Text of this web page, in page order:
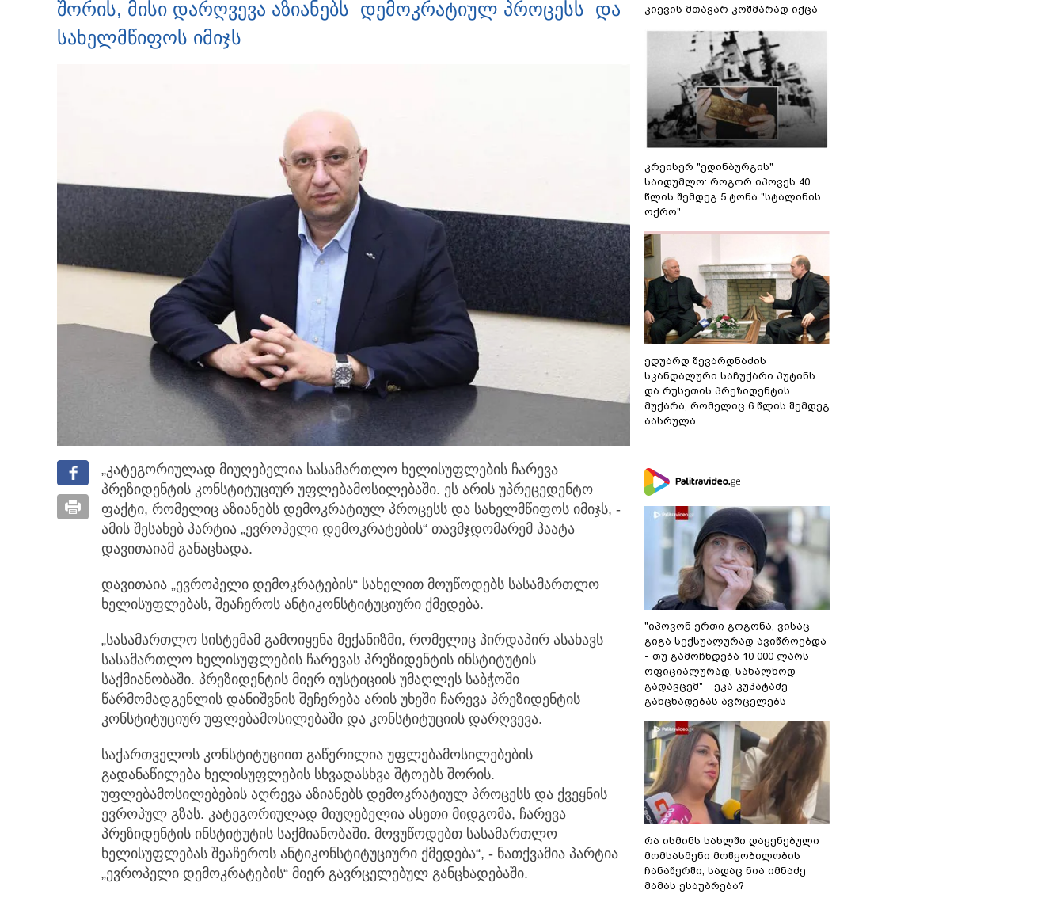
შორის, მისი დარღვევა აზიანებს დემოკრატიულ პროცესს და
სახელმწიფოს იმიჯს
„კატეგორიულად მიუღებელია სასამართლო ხელისუფლების ჩარევა
პრეზიდენტის კონსტიტუციურ უფლებამოსილებაში. ეს არის უპრეცედენტო
ფაქტი, რომელიც აზიანებს დემოკრატიულ პროცესს და სახელმწიფოს იმიჯს, -
ამის შესახებ პარტია „ევროპელი დემოკრატების“ თავმჯდომარემ პაატა
დავითაიამ განაცხადა.
დავითაია „ევროპელი დემოკრატების“ სახელით მოუწოდებს სასამართლო
ხელისუფლებას, შეაჩეროს ანტიკონსტიტუციური ქმედება.
„სასამართლო სისტემამ გამოიყენა მექანიზმი, რომელიც პირდაპირ ასახავს
სასამართლო ხელისუფლების ჩარევას პრეზიდენტის ინსტიტუტის
საქმიანობაში. პრეზიდენტის მიერ იუსტიციის უმაღლეს საბჭოში
წარმომადგენლის დანიშვნის შეჩერება არის უხეში ჩარევა პრეზიდენტის
კონსტიტუციურ უფლებამოსილებაში და კონსტიტუციის დარღვევა.
საქართველოს კონსტიტუციით გაწერილია უფლებამოსილებების
გადანაწილება ხელისუფლების სხვადასხვა შტოებს შორის.
უფლებამოსილებების აღრევა აზიანებს დემოკრატიულ პროცესს და ქვეყნის
ევროპულ გზას. კატეგორიულად მიუღებელია ასეთი მიდგომა, ჩარევა
პრეზიდენტის ინსტიტუტის საქმიანობაში. მოვუწოდებთ სასამართლო
ხელისუფლებას შეაჩეროს ანტიკონსტიტუციური ქმედება“, - ნათქვამია პარტია
„ევროპელი დემოკრატების“ მიერ გავრცელებულ განცხადებაში.
კიევის მთავარ კოშმარად იქცა
კრეისერ "ედინბურგის"
საიდუმლო: როგორ იპოვეს 40
წლის შემდეგ 5 ტონა "სტალინის
ოქრო"
ედუარდ შევარდნაძის
სკანდალური საჩუქარი პუტინს
და რუსეთის პრეზიდენტის
მუქარა, რომელიც 6 წლის შემდეგ
აასრულა
"იპოვონ ერთი გოგონა, ვისაც
გიგა სექსუალურად ავიწროებდა
- თუ გამოჩნდება 10 000 ლარს
ოფიციალურად, სახალხოდ
გადავცემ" - ეკა კუპატაძე
განცხადებას ავრცელებს
რა ისმინს სახლში დაყენებული
მომსასმენი მოწყობილობის
ჩანაწერში, სადაც ნია იმნაძე
მამას ესაუბრება?